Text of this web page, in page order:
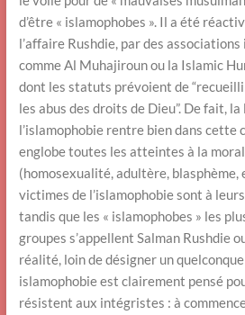
d’être « islamophobes ». Il a été
l’affaire Rushdie, par des
comme Al Muhajiroun ou la Islamic
dont les statuts prévoient de
les abus des droits de Dieu”. De fait,
l’islamophobie rentre bien dans cette
englobe toutes les atteintes à la
(homosexualité, adultère, blasphème,
victimes de l’islamophobie sont à
tandis que les « islamophobes » les
groupes s’appellent Salman Rushdie
réalité, loin de désigner un
islamophobie est clairement pensé
résistent aux intégristes : à